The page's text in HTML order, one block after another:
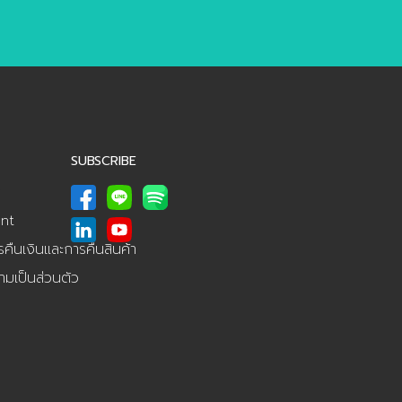
คืนเงินและการคืนสินค้า
มเป็นส่วนตัว
SUBSCRIBE